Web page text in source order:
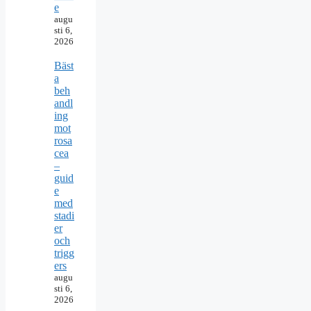
e
augu
sti 6,
2026
Bäst
a
beh
andl
ing
mot
rosa
cea
–
guid
e
med
stadi
er
och
trigg
ers
augu
sti 6,
2026